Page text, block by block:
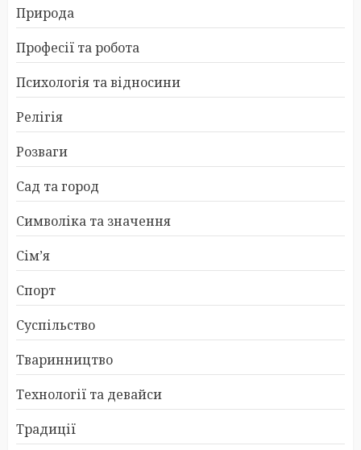
Природа
Професії та робота
Психологія та відносини
Релігія
Розваги
Сад та город
Символіка та значення
Сім’я
Спорт
Суспільство
Тваринництво
Технології та девайси
Традиції